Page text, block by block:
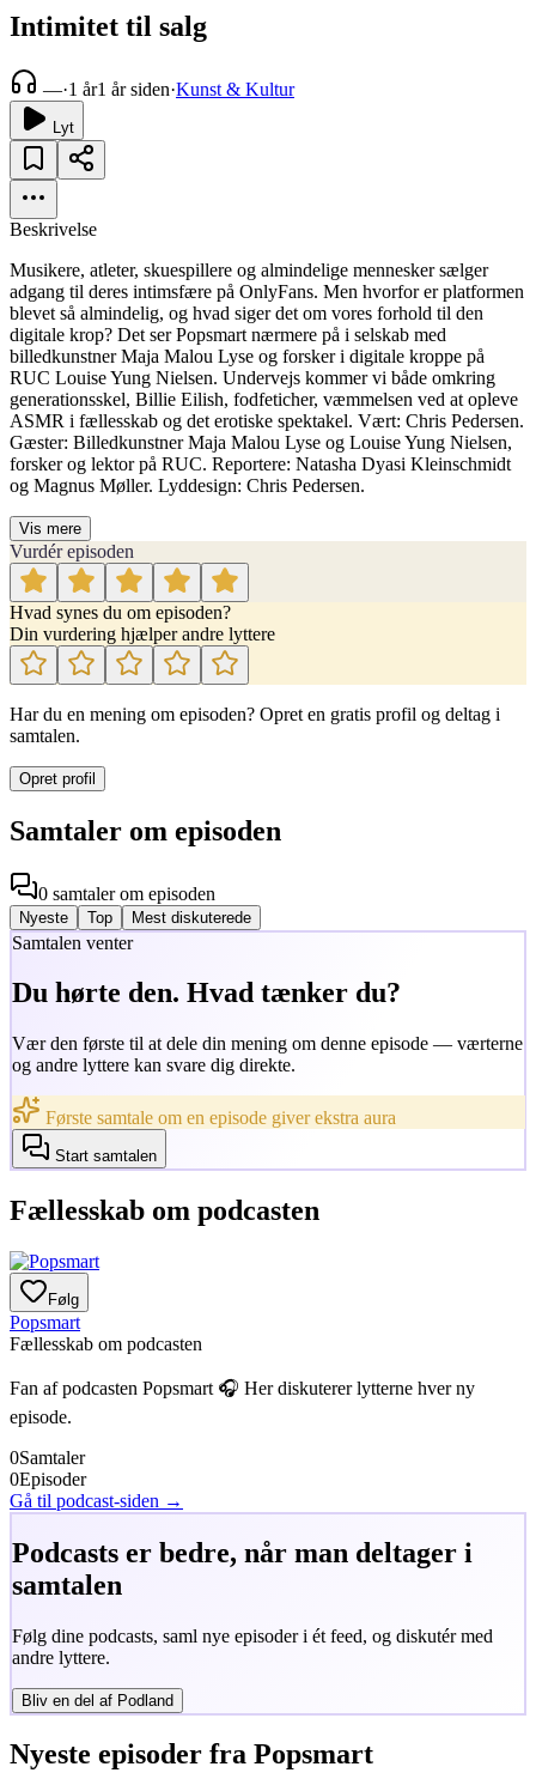
Intimitet til salg
—·1 år1 år siden·Kunst & Kultur
Lyt
Beskrivelse
Musikere, atleter, skuespillere og almindelige mennesker sælger
adgang til deres intimsfære på OnlyFans. Men hvorfor er platformen
blevet så almindelig, og hvad siger det om vores forhold til den
digitale krop? Det ser Popsmart nærmere på i selskab med
billedkunstner Maja Malou Lyse og forsker i digitale kroppe på
RUC Louise Yung Nielsen. Undervejs kommer vi både omkring
generationsskel, Billie Eilish, fodfeticher, væmmelsen ved at opleve
ASMR i fællesskab og det erotiske spektakel. Vært: Chris Pedersen.
Gæster: Billedkunstner Maja Malou Lyse og Louise Yung Nielsen,
forsker og lektor på RUC. Reportere: Natasha Dyasi Kleinschmidt
og Magnus Møller. Lyddesign: Chris Pedersen.
Vis mere
Vurdér episoden
Hvad synes du om episoden?
Din vurdering hjælper andre lyttere
Har du en mening om episoden? Opret en gratis profil og deltag i
samtalen.
Opret profil
Samtaler om episoden
0 samtalerom episoden
Nyeste Top Mest diskuterede
Samtalen venter
Du hørte den. Hvad tænker du?
Vær den første til at dele din mening om denne episode — værterne
og andre lyttere kan svare dig direkte.
Første samtale om en episode giver ekstra aura
Start samtalen
Fællesskab om podcasten
Følg
Popsmart
Fællesskab om podcasten
Fan af podcasten Popsmart 🎧 Her diskuterer lytterne hver ny
episode.
0Samtaler
0Episoder
Gå til podcast-siden →
Podcasts er bedre, når man deltager i
samtalen
Følg dine podcasts, saml nye episoder i ét feed, og diskutér med
andre lyttere.
Bliv en del af Podland
Nyeste episoder fra Popsmart